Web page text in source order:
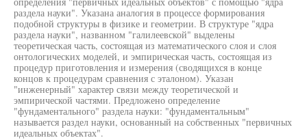
раздела науки". Указана аналогия в процессе формирования
подобной структуры в физике и геометрии. В структуре "ядра
раздела науки", названном "галилеевской" выделены
теоретическая часть, состоящая из математического слоя и слоя
онтологических моделей, и эмпирическая часть, состоящая из
процедур приготовления и измерения (сводящихся в конце
концов к процедурам сравнения с эталоном). Указан
"инженерный" характер связи между теоретической и
эмпирической частями. Предложено определение
"фундаментального" раздела науки: "фундаментальным"
называется раздел науки, основанный на собственных "первичных
идеальных объектах".